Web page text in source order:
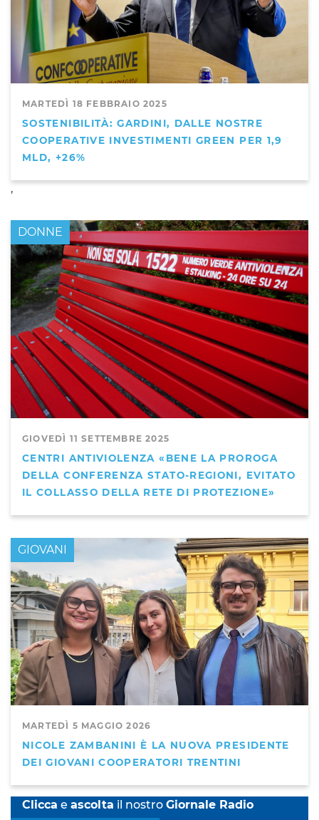
MARTEDÌ 18 FEBBRAIO 2025
SOSTENIBILITÀ: GARDINI, DALLE NOSTRE
COOPERATIVE INVESTIMENTI GREEN PER 1,9
MLD, +26%
,
GIOVEDÌ 11 SETTEMBRE 2025
CENTRI ANTIVIOLENZA «BENE LA PROROGA
DELLA CONFERENZA STATO-REGIONI, EVITATO
IL COLLASSO DELLA RETE DI PROTEZIONE»
DONNE
MARTEDÌ 5 MAGGIO 2026
NICOLE ZAMBANINI È LA NUOVA PRESIDENTE
DEI GIOVANI COOPERATORI TRENTINI
GIOVANI
Clicca e ascolta il nostro Giornale Radio